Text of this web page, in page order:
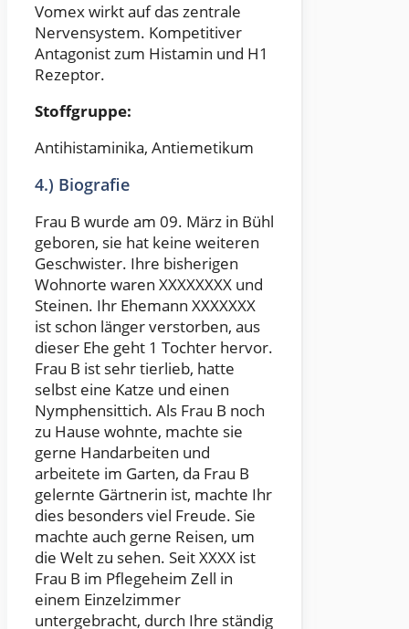
Vomex wirkt auf das zentrale
Nervensystem. Kompetitiver
Antagonist zum Histamin und H1
Rezeptor.
Stoffgruppe:
Antihistaminika, Antiemetikum
4.) Biografie
Frau B wurde am 09. März in Bühl
geboren, sie hat keine weiteren
Geschwister. Ihre bisherigen
Wohnorte waren XXXXXXXX und
Steinen. Ihr Ehemann XXXXXXX
ist schon länger verstorben, aus
dieser Ehe geht 1 Tochter hervor.
Frau B ist sehr tierlieb, hatte
selbst eine Katze und einen
Nymphensittich. Als Frau B noch
zu Hause wohnte, machte sie
gerne Handarbeiten und
arbeitete im Garten, da Frau B
gelernte Gärtnerin ist, machte Ihr
dies besonders viel Freude. Sie
machte auch gerne Reisen, um
die Welt zu sehen. Seit XXXX ist
Frau B im Pflegeheim Zell in
einem Einzelzimmer
untergebracht, durch Ihre ständig